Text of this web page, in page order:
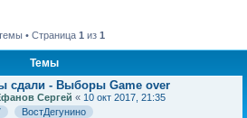
• Страница 1 из 1
Темы
сдали - Выборы Game over
Сергей « 10 окт 2017, 21:35
ВостДегунино